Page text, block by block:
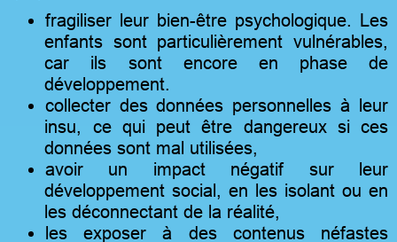
fragiliser leur bien-être psychologique. Les
enfants sont particulièrement vulnérables,
car ils sont encore en phase de
développement.
collecter des données personnelles à leur
insu, ce qui peut être dangereux si ces
données sont mal utilisées,
avoir un impact négatif sur leur
développement social, en les isolant ou en
les déconnectant de la réalité,
les exposer à des contenus néfastes